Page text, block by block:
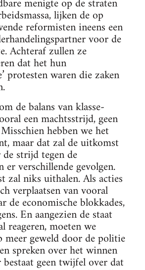
lijken de op
reformisten ineens een
voor de
Achteraf zullen ze
dat het hun
protesten waren die zaken
de balans van klasse-
een machtsstrijd, geen
hebben we het
maar dat zal de uitkomst
strijd tegen de
verschillende gevolgen.
zal niks uithalen. Als acties
verplaatsen van vooral
de economische blokkades,
En aangezien de staat
reageren, moeten we
geweld door de politie
spreken over het winnen
geen twijfel over dat